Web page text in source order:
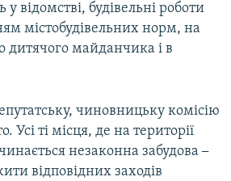
відомстві, будівельні роботи
містобудівельних норм, на
дитячого майданчика і в
чиновницьку комісію
Усі ті місця, де на території
незаконна забудова –
відповідних заходів